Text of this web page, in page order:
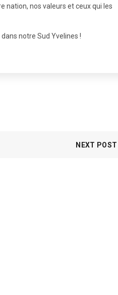
nation, nos valeurs et ceux qui les
notre Sud Yvelines !
NEXT POST